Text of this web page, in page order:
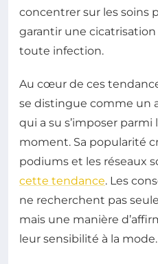
concentrer sur les soins
garantir une cicatrisation
toute infection.
Au cœur de ces
se distingue comme un
qui a su s’imposer
moment. Sa popularité
podiums et les réseaux
cette tendance. Les
ne recherchent pas
mais une manière
leur sensibilité à la mode.